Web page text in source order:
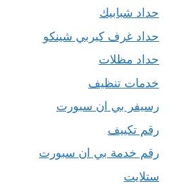
حداد شبابيك
حداد غرف كيربي شينكو
حداد مظلات
خدمات تنظيف
رسيفر بي ان سبورت
رقم تكييف
رقم خدمة بي ان سبورت
ستلايت